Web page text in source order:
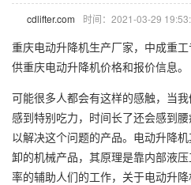
cdlifter.com 时间：2021-03-29
重庆电动升降机生产厂家，中成重
供重庆电动升降机价格和报价信息。
可能很多人都会有这样的感触，当
感到特别吃力，时间长了还会感到
以解决这个问题的产品。电动升降
卸的机械产品，其原理是靠内部液
率的辅助人们的工作，关于电动升降